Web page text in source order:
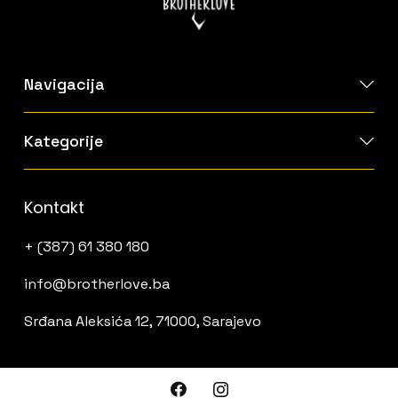
Navigacija
Kategorije
Kontakt
+ (387) 61 380 180
info@brotherlove.ba
Srđana Aleksića 12, 71000, Sarajevo